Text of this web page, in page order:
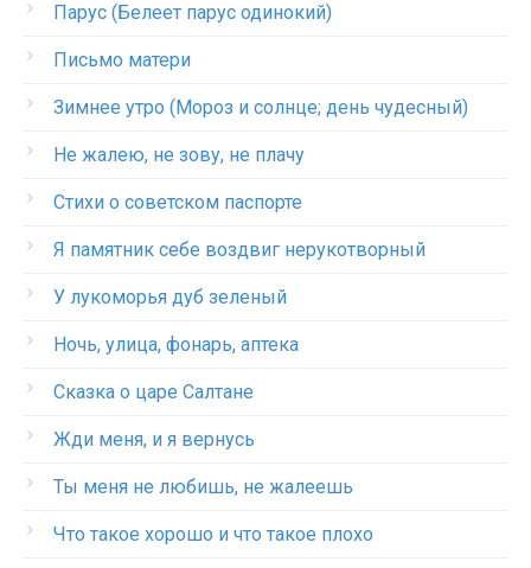
Парус (Белеет парус одинокий)
Письмо матери
Зимнее утро (Мороз и солнце; день чудесный)
Не жалею, не зову, не плачу
Стихи о советском паспорте
Я памятник себе воздвиг нерукотворный
У лукоморья дуб зеленый
Ночь, улица, фонарь, аптека
Сказка о царе Салтане
Жди меня, и я вернусь
Ты меня не любишь, не жалеешь
Что такое хорошо и что такое плохо